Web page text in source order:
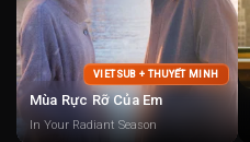
VIETSUB + THUYẾT MINH
Mùa Rực Rỡ Của Em
In Your Radiant Season